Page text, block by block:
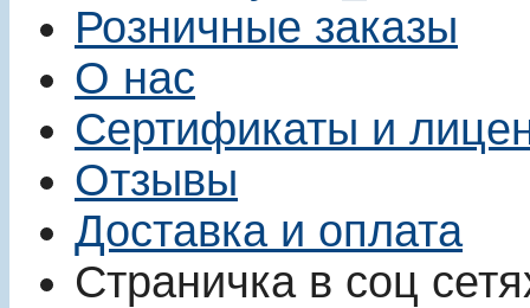
Розничные заказы
О нас
Сертификаты и
Отзывы
Доставка и оплата
Страничка в соц